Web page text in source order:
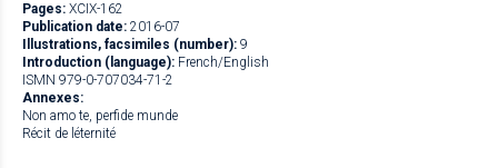
Pages: XCIX-162
Publication date: 2016-07
Illustrations, facsimiles (number): 9
Introduction (language): French/English
ISMN 979-0-707034-71-2
Annexes:
Non amo te, perfide munde
Récit de léternité